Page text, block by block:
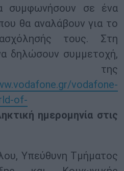
συμφωνήσουν σε ένα
θα αναλάβουν για το
τους. Στη
δηλώσουν συμμετοχή,
της
vodafone-
of-
ημερομηνία στις
Υπεύθυνη Τμήματος